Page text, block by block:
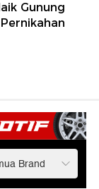
Gunung